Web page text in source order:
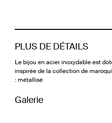
PLUS DE DÉTAILS
Le bijou en acier inoxydable est
inspirée de la collection de
: métallisé
Galerie